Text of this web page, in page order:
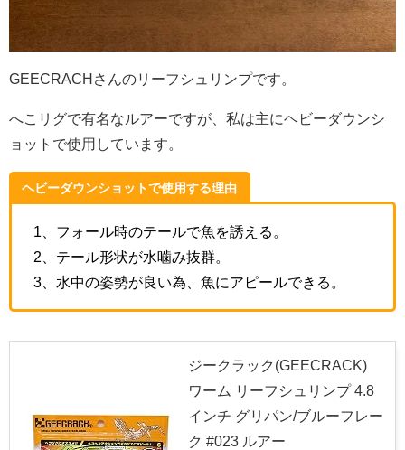
GEECRACHさんのリーフシュリンプです。
へこリグで有名なルアーですが、私は主にヘビーダウンシ
ョットで使用しています。
ヘビーダウンショットで使用する理由
1、フォール時のテールで魚を誘える。
2、テール形状が水噛み抜群。
3、水中の姿勢が良い為、魚にアピールできる。
ジークラック(GEECRACK)
ワーム リーフシュリンプ 4.8
インチ グリパン/ブルーフレー
ク #023 ルアー